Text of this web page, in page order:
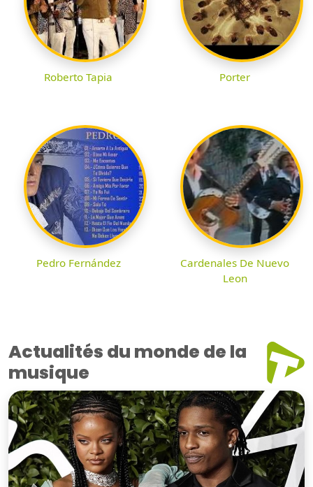
Roberto Tapia Porter
Pedro Fernández
Cardenales De Nuevo
Leon
Actualités du monde de la
musique